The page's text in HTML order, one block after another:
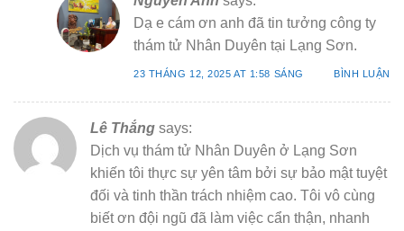
Dạ e cám ơn anh đã tin tưởng công ty
thám tử Nhân Duyên tại Lạng Sơn.
23 THÁNG 12, 2025 AT 1:58 SÁNG BÌNH LUẬN
Lê Thắng says:
Dịch vụ thám tử Nhân Duyên ở Lạng Sơn
khiến tôi thực sự yên tâm bởi sự bảo mật tuyệt
đối và tinh thần trách nhiệm cao. Tôi vô cùng
biết ơn đội ngũ đã làm việc cẩn thận, nhanh